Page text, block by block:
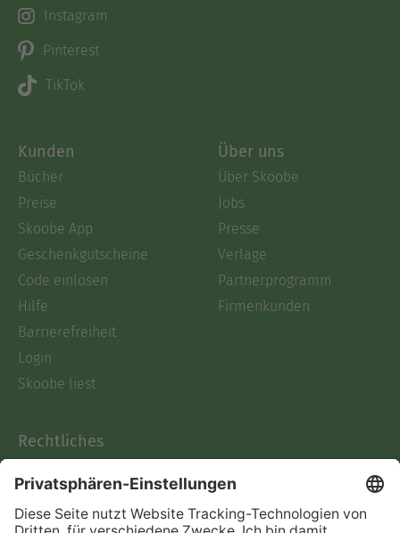
Instagram
Pinterest
TikTok
Kunden
Bücher
Preise
Skoobe App
Geschenkgutscheine
Code einlösen
Hilfe
Barrierefreiheit
Login
Skoobe liest
Über uns
Über Skoobe
Jobs
Presse
Verlage
Partnerprogramm
Firmenkunden
Rechtliches
AGB
Informationen nach Data